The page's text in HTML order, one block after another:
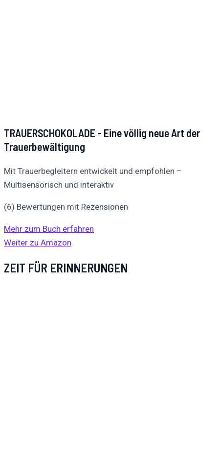
TRAUERSCHOKOLADE - Eine völlig neue Art der
Trauerbewältigung
Mit Trauerbegleitern entwickelt und empfohlen –
Multisensorisch und interaktiv
(6) Bewertungen mit Rezensionen
Mehr zum Buch erfahren
Weiter zu Amazon
ZEIT FÜR ERINNERUNGEN